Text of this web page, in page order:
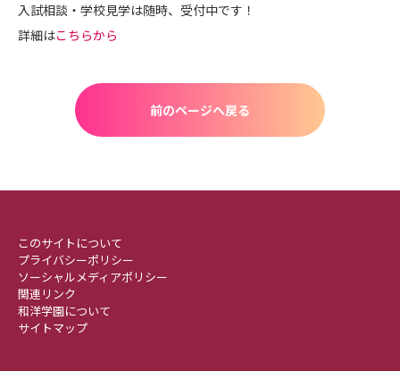
入試相談・学校見学は随時、受付中です！
詳細はこちらから
前のページへ戻る
このサイトについて
プライバシーポリシー
ソーシャルメディアポリシー
関連リンク
和洋学園について
サイトマップ